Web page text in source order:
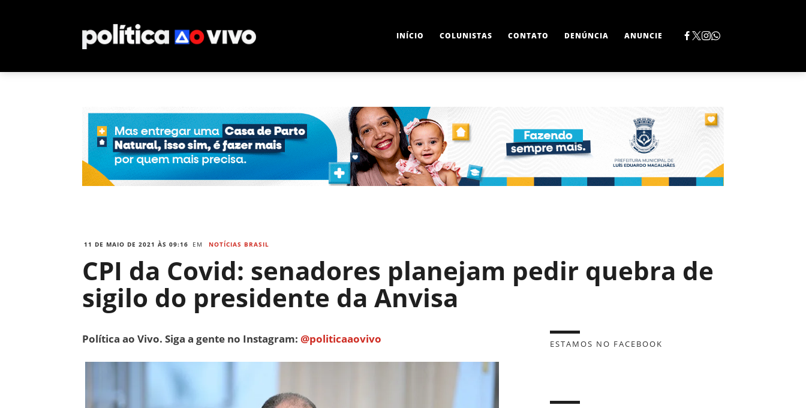
INÍCIO COLUNISTAS CONTATO DENÚNCIA ANUNCIE
11 DE MAIO DE 2021 ÀS 09:16 EM NOTÍCIAS BRASIL
CPI da Covid: senadores planejam pedir quebra de
sigilo do presidente da Anvisa
Política ao Vivo. Siga a gente no Instagram: @politicaaovivo ESTAMOS NO FACEBOOK